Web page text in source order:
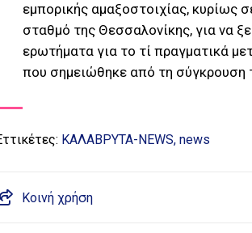
εμπορικής αμαξοστοιχίας, κυρίως
σταθμό της Θεσσαλονίκης, για να
ερωτήματα για το τί πραγματικά
που σημειώθηκε από τη σύγκρουση
ΚΑΛΑΒΡΥΤΑ-NEWS news
Κοινή χρήση